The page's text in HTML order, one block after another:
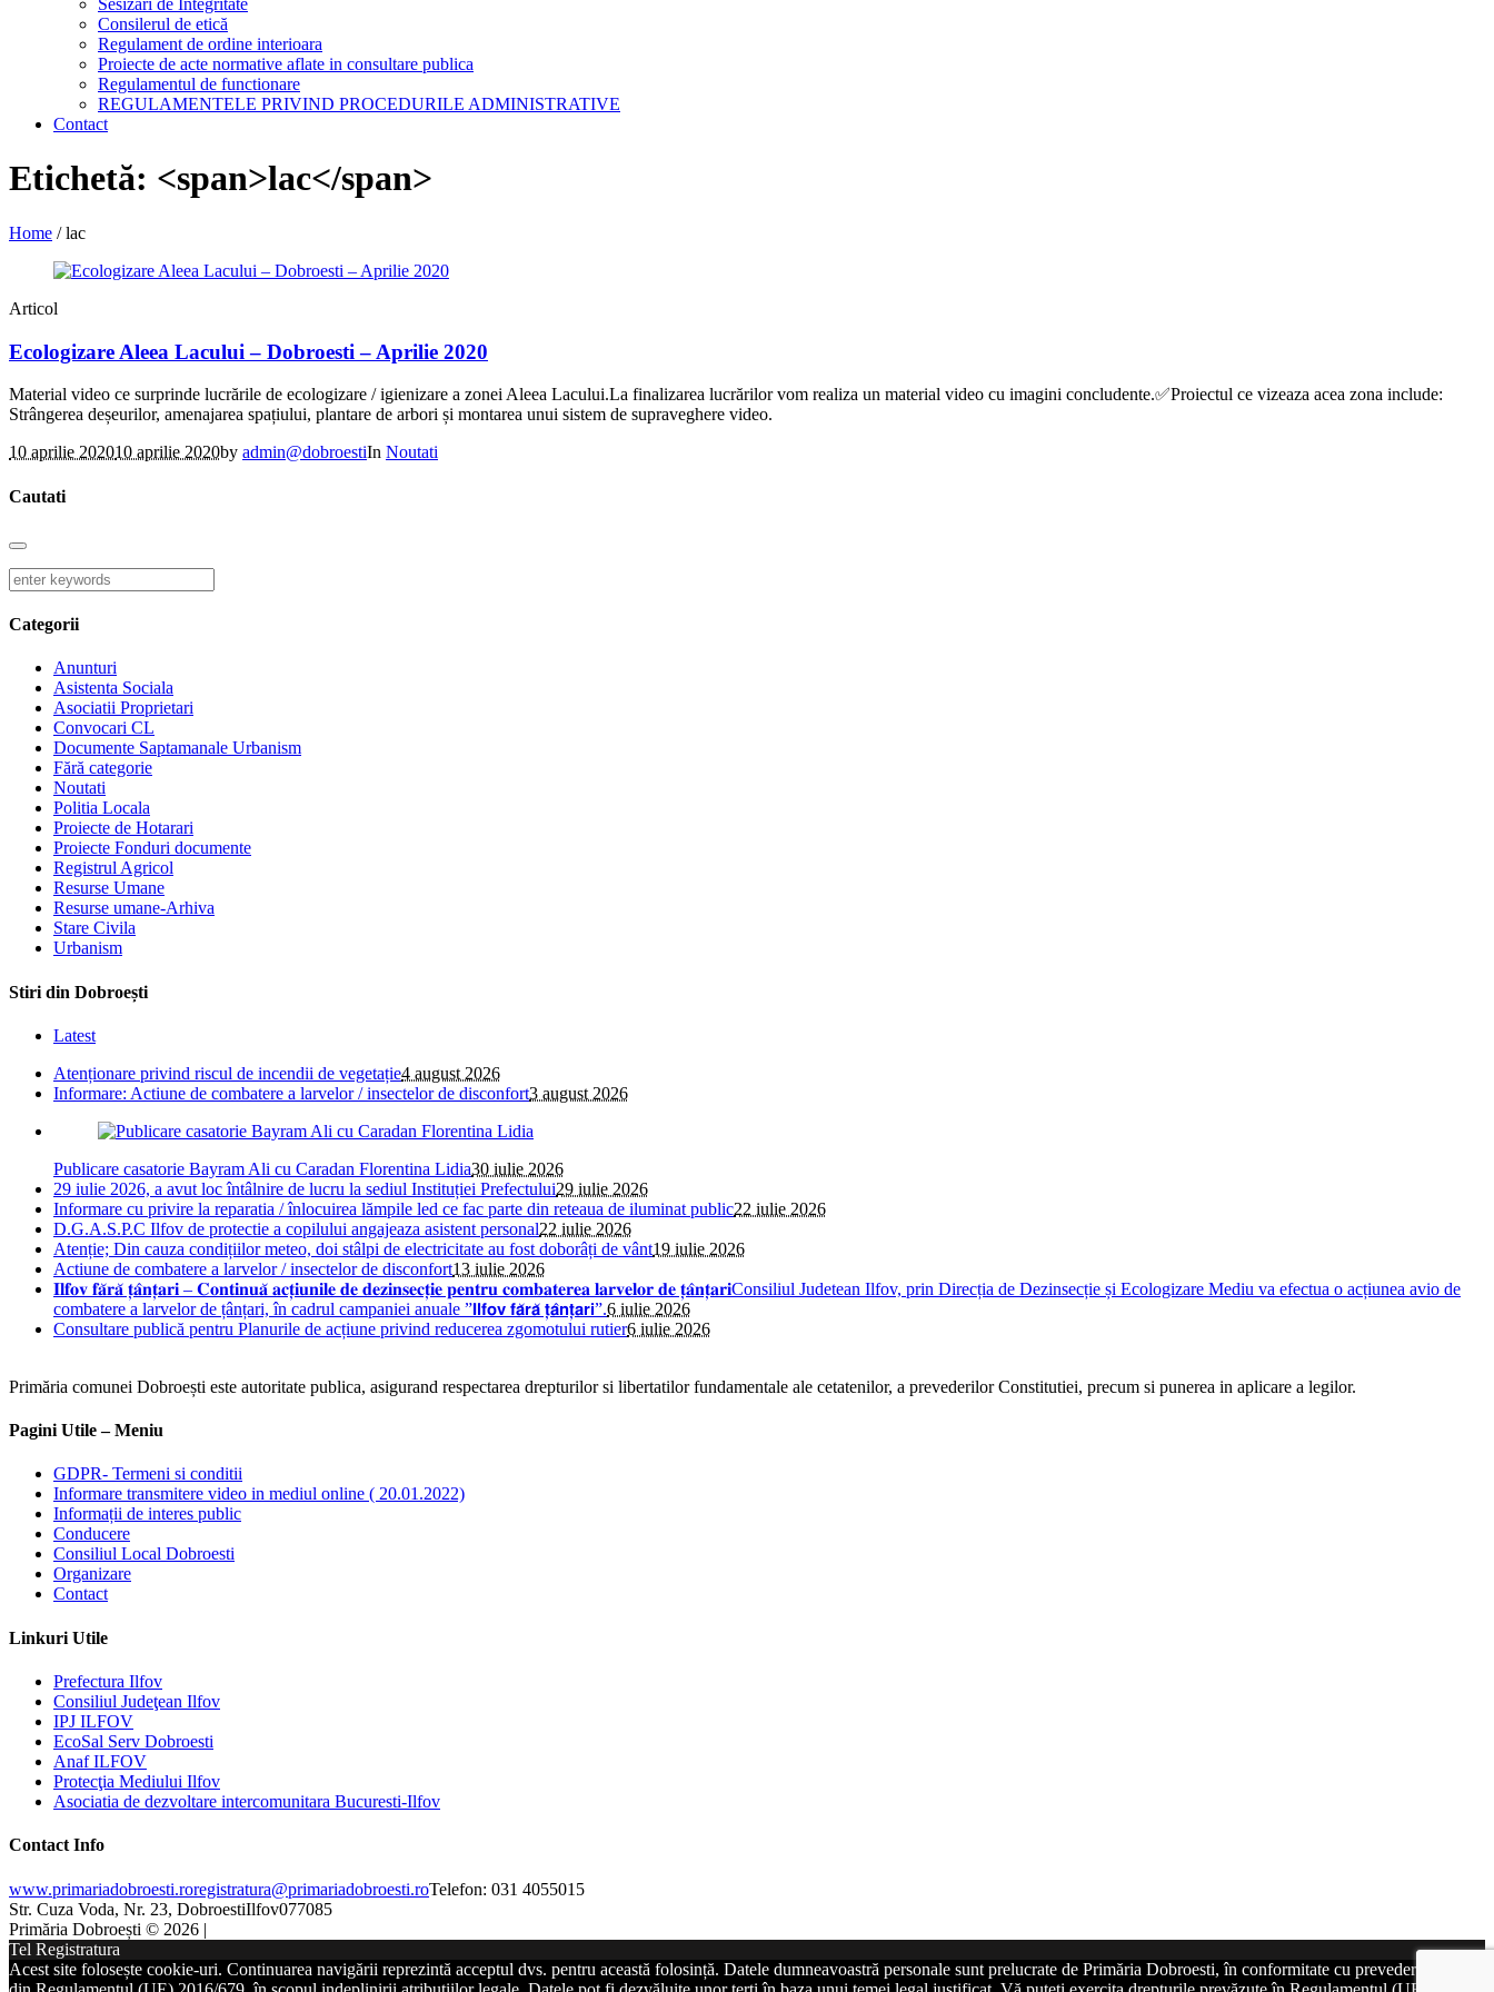
Sesizari de Integritate
Consilerul de etică
Regulament de ordine interioara
Proiecte de acte normative aflate in consultare publica
Regulamentul de functionare
REGULAMENTELE PRIVIND PROCEDURILE ADMINISTRATIVE
Contact
Etichetă: <span>lac</span>
Home /lac
Articol
Ecologizare Aleea Lacului – Dobroesti – Aprilie 2020
Material video ce surprinde lucrările de ecologizare / igienizare a zonei Aleea Lacului.La finalizarea lucrărilor vom realiza un material video cu imagini concludente.✅Proiectul ce vizeaza acea zona include:
Strângerea deșeurilor, amenajarea spațiului, plantare de arbori și montarea unui sistem de supraveghere video.
10 aprilie 202010 aprilie 2020by admin@dobroestiIn Noutati
Cautati
Categorii
Anunturi
Asistenta Sociala
Asociatii Proprietari
Convocari CL
Documente Saptamanale Urbanism
Fără categorie
Noutati
Politia Locala
Proiecte de Hotarari
Proiecte Fonduri documente
Registrul Agricol
Resurse Umane
Resurse umane-Arhiva
Stare Civila
Urbanism
Stiri din Dobroești
Latest
Atenționare privind riscul de incendii de vegetație4 august 2026
Informare: Actiune de combatere a larvelor / insectelor de disconfort3 august 2026
Publicare casatorie Bayram Ali cu Caradan Florentina Lidia30 iulie 2026
29 iulie 2026, a avut loc întâlnire de lucru la sediul Instituției Prefectului29 iulie 2026
Informare cu privire la reparatia / înlocuirea lămpile led ce fac parte din reteaua de iluminat public22 iulie 2026
D.G.A.S.P.C Ilfov de protectie a copilului angajeaza asistent personal22 iulie 2026
Atenție; Din cauza condițiilor meteo, doi stâlpi de electricitate au fost doborâți de vânt19 iulie 2026
Actiune de combatere a larvelor / insectelor de disconfort13 iulie 2026
𝐈𝐥𝐟𝐨𝐯 𝐟𝐚̆𝐫𝐚̆ 𝐭̦𝐚̂𝐧𝐭̦𝐚𝐫𝐢 – 𝐂𝐨𝐧𝐭𝐢𝐧𝐮𝐚̆ 𝐚𝐜𝐭̦𝐢𝐮𝐧𝐢𝐥𝐞 𝐝𝐞 𝐝𝐞𝐳𝐢𝐧𝐬𝐞𝐜𝐭̦𝐢𝐞 𝐩𝐞𝐧𝐭𝐫𝐮 𝐜𝐨𝐦𝐛𝐚𝐭𝐞𝐫𝐞𝐚 𝐥𝐚𝐫𝐯𝐞𝐥𝐨𝐫 𝐝𝐞 𝐭̦𝐚̂𝐧𝐭̦𝐚𝐫𝐢Consiliul Judetean Ilfov, prin Direcția de Dezinsecție și Ecologizare Mediu va efectua o acțiunea avio de
combatere a larvelor de țânțari, în cadrul campaniei anuale ”𝗜𝗹𝗳𝗼𝘃 𝗳𝗮̆𝗿𝗮̆ 𝘁̦𝗮̂𝗻𝘁̦𝗮𝗿𝗶”.6 iulie 2026
Consultare publică pentru Planurile de acțiune privind reducerea zgomotului rutier6 iulie 2026
Primăria comunei Dobroești este autoritate publica, asigurand respectarea drepturilor si libertatilor fundamentale ale cetatenilor, a prevederilor Constitutiei, precum si punerea in aplicare a legilor.
Pagini Utile – Meniu
GDPR- Termeni si conditii
Informare transmitere video in mediul online ( 20.01.2022)
Informații de interes public
Conducere
Consiliul Local Dobroesti
Organizare
Contact
Linkuri Utile
Prefectura Ilfov
Consiliul Judeţean Ilfov
IPJ ILFOV
EcoSal Serv Dobroesti
Anaf ILFOV
Protecţia Mediului Ilfov
Asociatia de dezvoltare intercomunitara Bucuresti-Ilfov
Contact Info
www.primariadobroesti.roregistratura@primariadobroesti.roTelefon: 031 4055015
Str. Cuza Voda, Nr. 23, DobroestiIlfov077085
Primăria Dobroești © 2026 |
Tel Registratura
Acest site folosește cookie-uri. Continuarea navigării reprezintă acceptul dvs. pentru această folosință. Datele dumneavoastră personale sunt prelucrate de Primăria Dobroesti, în conformitate cu prevederile art. 6